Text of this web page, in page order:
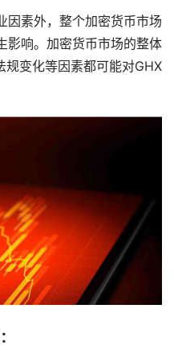
因素外，整个加密货币市场
影响。加密货币市场的整体
规变化等因素都可能对GHX